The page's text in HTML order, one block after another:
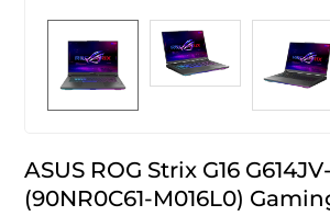
ASUS ROG Strix G16
(90NR0C61-M016L0)